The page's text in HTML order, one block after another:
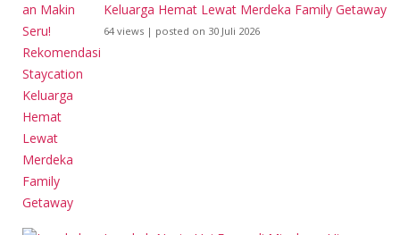
Keluarga Hemat Lewat Merdeka Family Getaway
64 views | posted on 30 Juli 2026